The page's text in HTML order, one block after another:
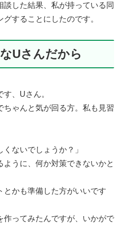
談した結果、私が持っている同
することにしたのです。
Uさんだから
、Uさん。
ちゃんと気が回る方。私も見習
くないでしょうか？」
ように、何か対策できないかと
とかも準備した方がいいです
作ってみたんですが、いかがで